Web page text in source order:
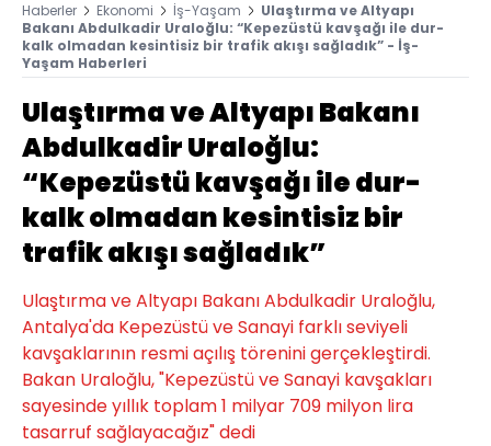
Haberler Ekonomi İş-Yaşam
Ulaştırma ve Altyapı
Bakanı Abdulkadir Uraloğlu: “Kepezüstü kavşağı ile dur-
kalk olmadan kesintisiz bir trafik akışı sağladık” - İş-
Yaşam Haberleri
Ulaştırma ve Altyapı Bakanı
Abdulkadir Uraloğlu:
“Kepezüstü kavşağı ile dur-
kalk olmadan kesintisiz bir
trafik akışı sağladık”
Ulaştırma ve Altyapı Bakanı Abdulkadir Uraloğlu,
Antalya'da Kepezüstü ve Sanayi farklı seviyeli
kavşaklarının resmi açılış törenini gerçekleştirdi.
Bakan Uraloğlu, "Kepezüstü ve Sanayi kavşakları
sayesinde yıllık toplam 1 milyar 709 milyon lira
tasarruf sağlayacağız" dedi